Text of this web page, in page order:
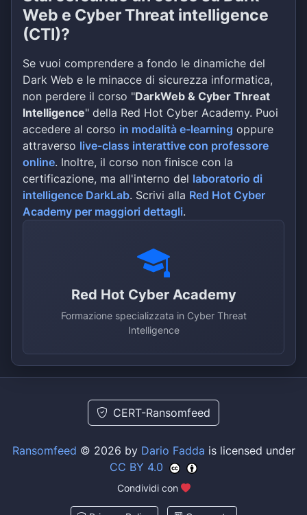
Web e Cyber Threat intelligence
(CTI)?
Se vuoi comprendere a fondo le dinamiche del
Dark Web e le minacce di sicurezza informatica,
non perdere il corso "DarkWeb & Cyber Threat
Intelligence" della Red Hot Cyber Academy. Puoi
accedere al corso in modalità e-learning oppure
attraverso live-class interattive con professore
online. Inoltre, il corso non finisce con la
certificazione, ma all'interno del laboratorio di
intelligence DarkLab. Scrivi alla Red Hot Cyber
Academy per maggiori dettagli.
Red Hot Cyber Academy
Formazione specializzata in Cyber Threat
Intelligence
CERT-Ransomfeed
Ransomfeed © 2026 by Dario Fadda is licensed under
CC BY 4.0
Condividi con